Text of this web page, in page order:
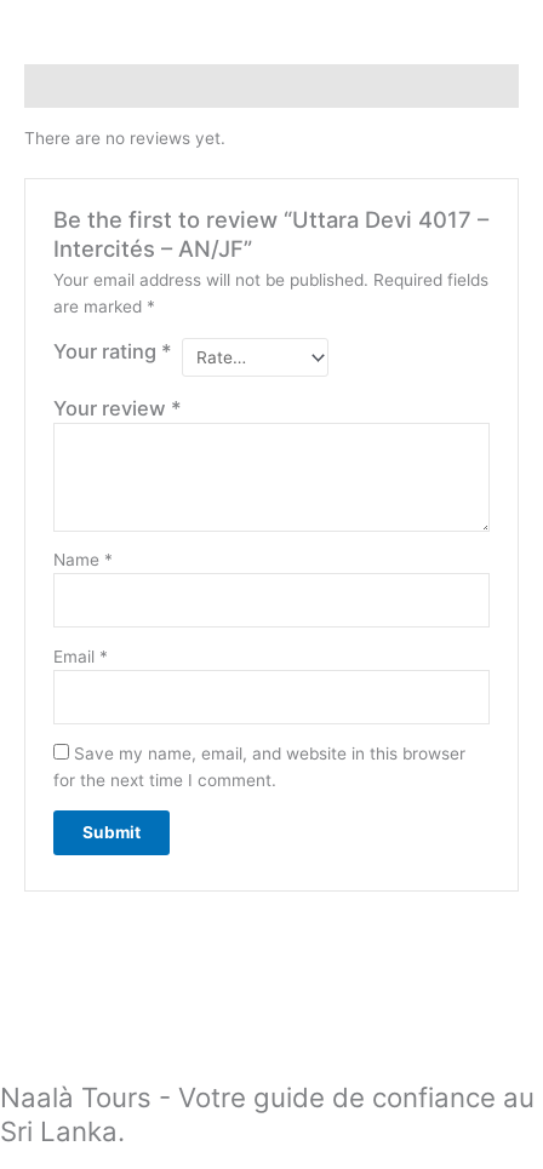
There are no reviews yet.
Be the first to review “Uttara Devi 4017 –
Intercités – AN/JF”
Your email address will not be published. Required fields
are marked *
Your rating *
Your review *
Name *
Email *
Save my name, email, and website in this browser
for the next time I comment.
Naalà Tours - Votre guide de confiance au
Sri Lanka.